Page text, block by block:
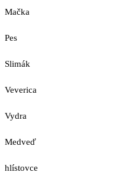
Mačka
Pes
Slimák
Veverica
Vydra
Medveď
hlístovce